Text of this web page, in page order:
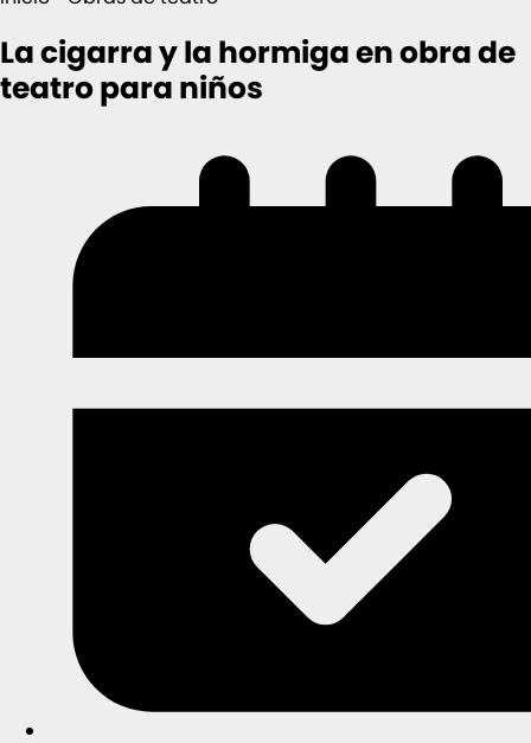
La cigarra y la hormiga en obra de
teatro para niños